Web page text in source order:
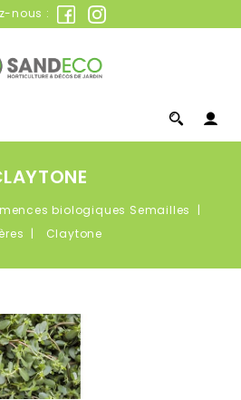
nous :
biologiques Semailles
Claytone